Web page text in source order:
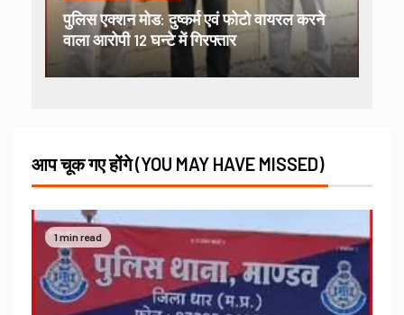
पुलिस एक्शन मोड: दुष्कर्म एवं फोटो वायरल करने
वाला आरोपी 12 घन्टे में गिरफ्तार
आप चूक गए होंगे (YOU MAY HAVE MISSED)
1 min read